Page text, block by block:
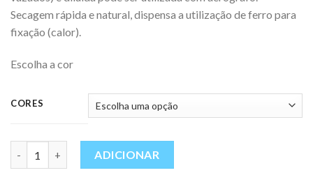
Secagem rápida e natural, dispensa a utilização de ferro para
fixação (calor).
Escolha a cor
CORES
ADICIONAR